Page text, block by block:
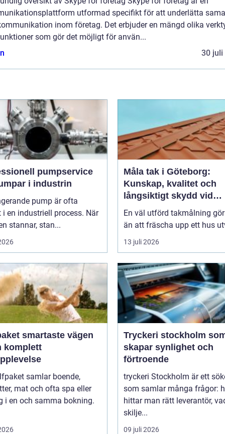
utformad specifikt för att underlätta
inom företag. Det erbjuder en mängd olika
som gör det möjligt för använ...
30 juli
pumpservice
i industrin
pump är ofta
i en industriell process. När
stannar, stan...
Måla tak i Göteborg:
Kunskap, kvalitet och
långsiktigt skydd vid
takmålning i Göteborg
En väl utförd takmålning
än att fräscha upp ett hus
13 juli 2026
vägen
komplett
samlar boende,
mat och ofta spa eller
i en och samma bokning.
Tryckeri stockholm
skapar synlighet och
förtroende
tryckeri Stockholm är ett
som samlar många frågor:
hittar man rätt leverantör,
skilje...
09 juli 2026